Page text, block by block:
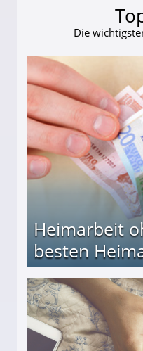
Die
Heimarbeit
besten